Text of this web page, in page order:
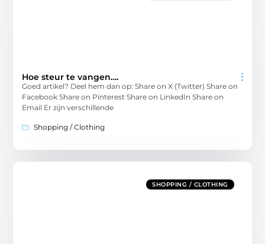
Hoe steur te vangen….
Goed artikel? Deel hem dan op: Share on X (Twitter) Share on
Facebook Share on Pinterest Share on LinkedIn Share on
Email Er zijn verschillende
Shopping / Clothing
SHOPPING / CLOTHING